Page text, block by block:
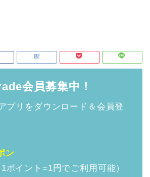
会員募集中！
プリをダウンロード＆会員登
ン
1ポイント=1円でご利用可能）